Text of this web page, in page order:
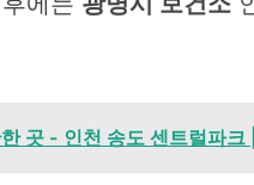
곳 - 인천 송도 센트럴파